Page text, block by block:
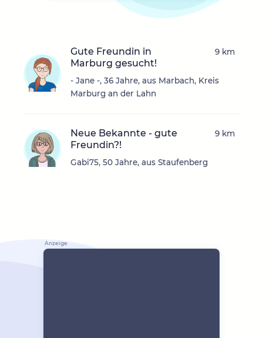
Gute Freundin in
Marburg gesucht!
- Jane -, 36 Jahre, aus Marbach, Kreis
Marburg an der Lahn
9 km
Neue Bekannte - gute
Freundin?!
Gabi75, 50 Jahre, aus Staufenberg
9 km